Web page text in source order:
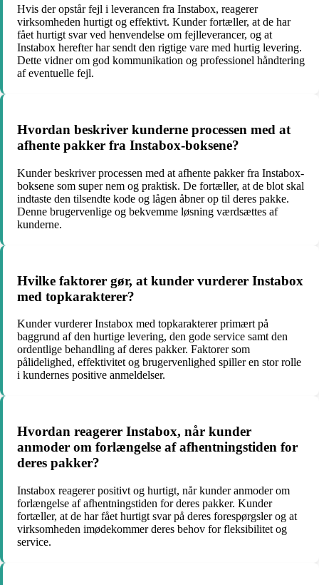
Hvis der opstår fejl i leverancen fra Instabox, reagerer
virksomheden hurtigt og effektivt. Kunder fortæller, at de har
fået hurtigt svar ved henvendelse om fejlleverancer, og at
Instabox herefter har sendt den rigtige vare med hurtig levering.
Dette vidner om god kommunikation og professionel håndtering
af eventuelle fejl.
Hvordan beskriver kunderne processen med at
afhente pakker fra Instabox-boksene?
Kunder beskriver processen med at afhente pakker fra Instabox-
boksene som super nem og praktisk. De fortæller, at de blot skal
indtaste den tilsendte kode og lågen åbner op til deres pakke.
Denne brugervenlige og bekvemme løsning værdsættes af
kunderne.
Hvilke faktorer gør, at kunder vurderer Instabox
med topkarakterer?
Kunder vurderer Instabox med topkarakterer primært på
baggrund af den hurtige levering, den gode service samt den
ordentlige behandling af deres pakker. Faktorer som
pålidelighed, effektivitet og brugervenlighed spiller en stor rolle
i kundernes positive anmeldelser.
Hvordan reagerer Instabox, når kunder
anmoder om forlængelse af afhentningstiden for
deres pakker?
Instabox reagerer positivt og hurtigt, når kunder anmoder om
forlængelse af afhentningstiden for deres pakker. Kunder
fortæller, at de har fået hurtigt svar på deres forespørgsler og at
virksomheden imødekommer deres behov for fleksibilitet og
service.